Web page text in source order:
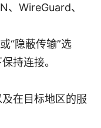
、WireGuard、
“隐蔽传输”选
持连接。
在目标地区的服